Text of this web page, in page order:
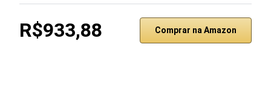
R$933,88 Comprar na Amazon